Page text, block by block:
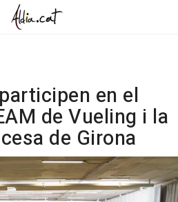
en el
de Vueling i la
de Girona